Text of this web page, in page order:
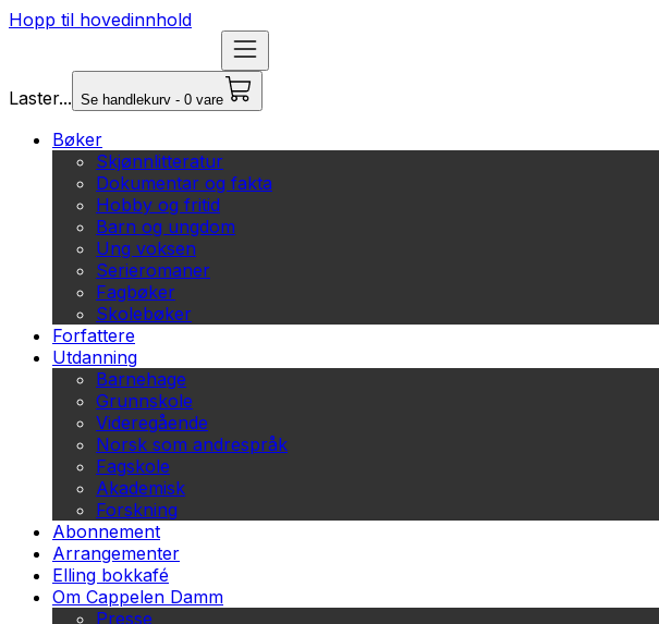
Hopp til hovedinnhold
Laster... Se handlekurv - 0 vare
Bøker
Skjønnlitteratur
Dokumentar og fakta
Hobby og fritid
Barn og ungdom
Ung voksen
Serieromaner
Fagbøker
Skolebøker
Forfattere
Utdanning
Barnehage
Grunnskole
Videregående
Norsk som andrespråk
Fagskole
Akademisk
Forskning
Abonnement
Arrangementer
Elling bokkafé
Om Cappelen Damm
Presse